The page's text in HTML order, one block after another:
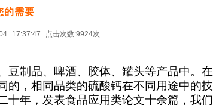
的需要
17:37:47 点击次数:9924次
豆制品、啤酒、胶体、罐头等产品中。在
的，相同品类的硫酸钙在不同用途中的技
十年，发表食品应用类论文十余篇，我们